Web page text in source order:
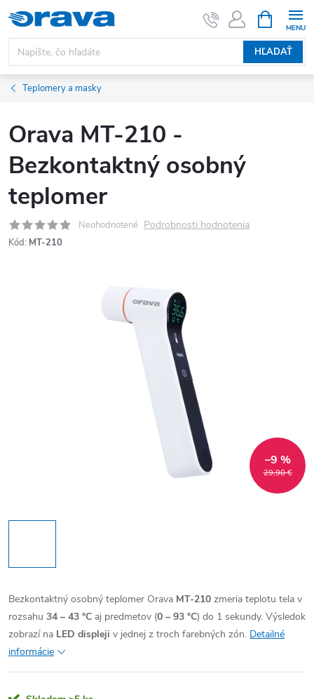
Prejsť na obsah
HĽADAŤ
Teplomery a masky
Orava MT-210 -
Bezkontaktný osobný
teplomer
Neohodnotené Podrobnosti hodnotenia
Kód: MT-210
29,90 €
–9 %
Bezkontaktný osobný teplomer Orava MT-210 zmeria teplotu tela v
rozsahu 34 – 43 °C aj predmetov (0 – 93 °C) do 1 sekundy. Výsledok
zobrazí na LED displeji v jednej z troch farebných zón. Detailné
informácie